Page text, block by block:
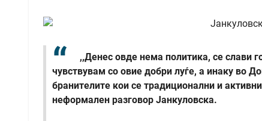
,,Денес овде нема политика, се слави
чувствувам со овие добри луѓе, а инаку во
бранителите кои се традиционални и
неформален разговор Јанкуловска.